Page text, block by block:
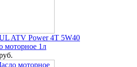
ATV Power 4T 5W40
моторное 1л